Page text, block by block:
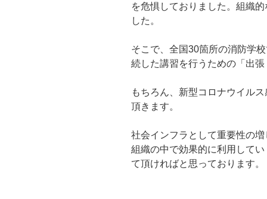
を危惧しておりました。組織
した。
そこで、全国30箇所の消防学
続した講習を行うための「出
もちろん、新型コロナウイル
頂きます。
社会インフラとして重要性の
組織の中で効果的に利用して
て頂ければと思っております。